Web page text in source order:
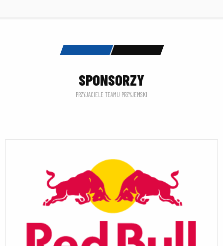
SPONSORZY
PRZYJACIELE TEAMU PRZYJEMSKI